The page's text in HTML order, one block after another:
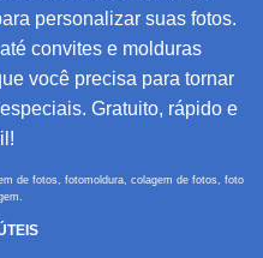
personalizar suas fotos.
convites e molduras
você precisa para tornar
Gratuito, rápido e
de fotos, fotomoldura, colagem de fotos, foto